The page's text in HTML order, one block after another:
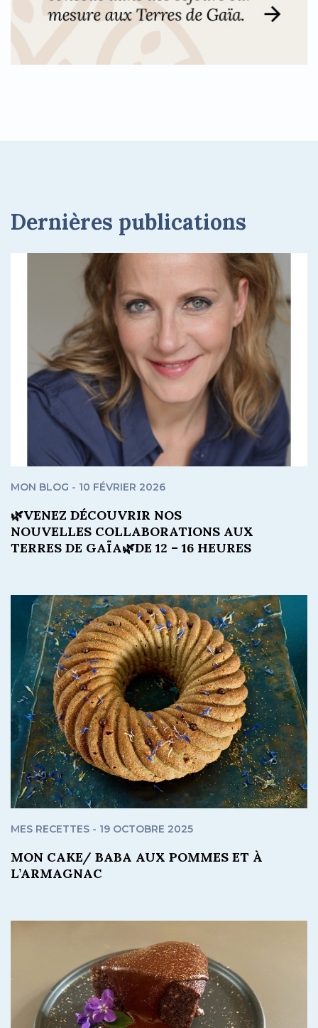
Dernières publications
MON BLOG - 10 FÉVRIER 2026
🌿VENEZ DÉCOUVRIR NOS
NOUVELLES COLLABORATIONS AUX
TERRES DE GAÏA🌿DE 12 – 16 HEURES
MES RECETTES - 19 OCTOBRE 2025
MON CAKE/ BABA AUX POMMES ET À
L’ARMAGNAC